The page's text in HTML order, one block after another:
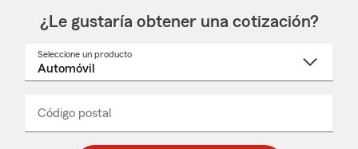
¿Le gustaría obtener una cotización?
Seleccione un producto
desplegable
Código postal
_____